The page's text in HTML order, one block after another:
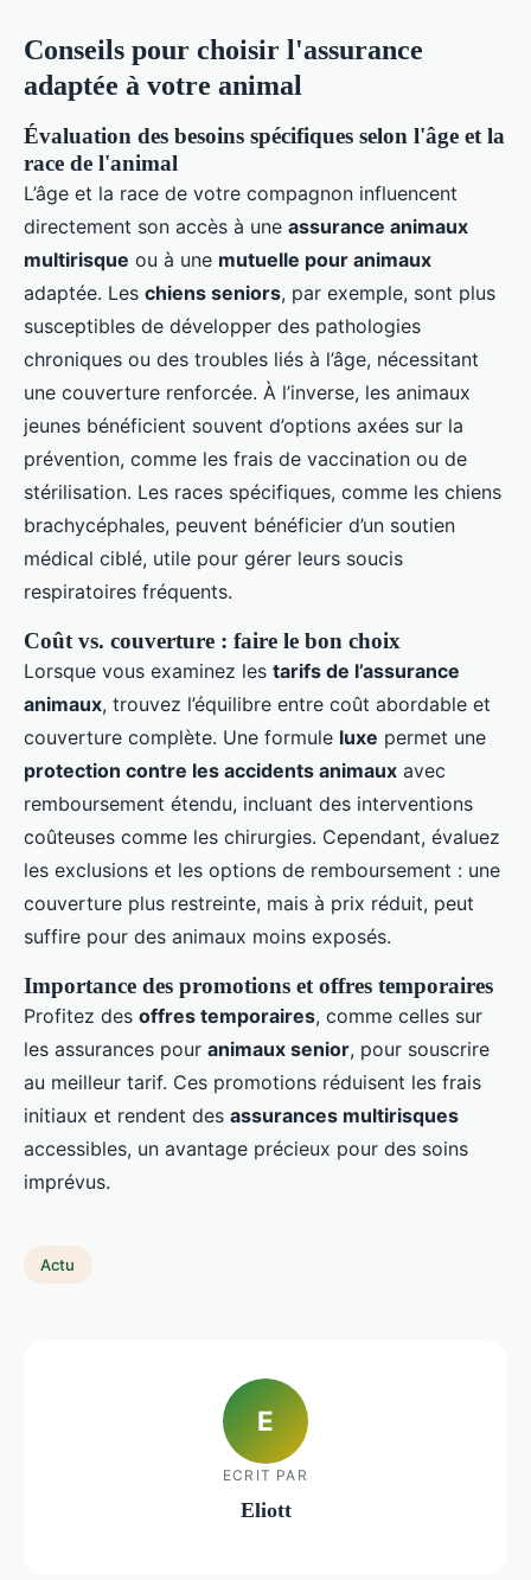
Conseils pour choisir l'assurance
adaptée à votre animal
Évaluation des besoins spécifiques selon l'âge et la
race de l'animal
L’âge et la race de votre compagnon influencent
directement son accès à une assurance animaux
multirisque ou à une mutuelle pour animaux
adaptée. Les chiens seniors, par exemple, sont plus
susceptibles de développer des pathologies
chroniques ou des troubles liés à l’âge, nécessitant
une couverture renforcée. À l’inverse, les animaux
jeunes bénéficient souvent d’options axées sur la
prévention, comme les frais de vaccination ou de
stérilisation. Les races spécifiques, comme les chiens
brachycéphales, peuvent bénéficier d’un soutien
médical ciblé, utile pour gérer leurs soucis
respiratoires fréquents.
Coût vs. couverture : faire le bon choix
Lorsque vous examinez les tarifs de l’assurance
animaux, trouvez l’équilibre entre coût abordable et
couverture complète. Une formule luxe permet une
protection contre les accidents animaux avec
remboursement étendu, incluant des interventions
coûteuses comme les chirurgies. Cependant, évaluez
les exclusions et les options de remboursement : une
couverture plus restreinte, mais à prix réduit, peut
suffire pour des animaux moins exposés.
Importance des promotions et offres temporaires
Profitez des offres temporaires, comme celles sur
les assurances pour animaux senior, pour souscrire
au meilleur tarif. Ces promotions réduisent les frais
initiaux et rendent des assurances multirisques
accessibles, un avantage précieux pour des soins
imprévus.
Actu
E
ECRIT PAR
Eliott